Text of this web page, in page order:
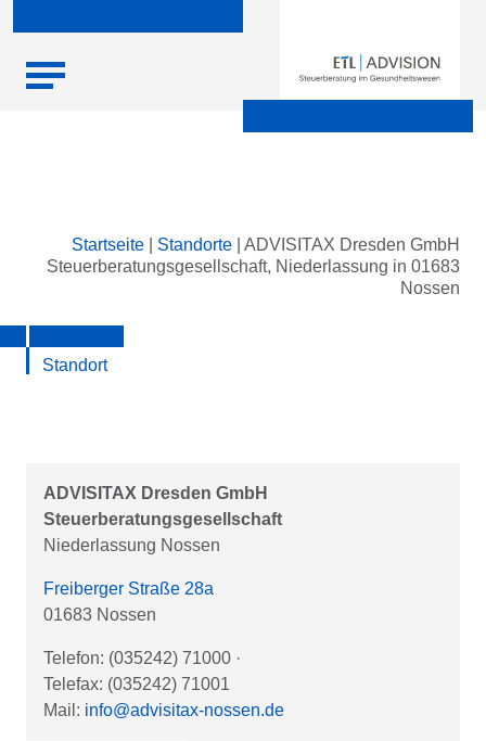
content
Startseite Standorte
ADVISITAX Dresden GmbH
Steuerberatungsgesellschaft, Niederlassung in 01683
Nossen
Standort
ADVISITAX Dresden GmbH
Steuerberatungsgesellschaft
Niederlassung Nossen
Freiberger Straße 28a
01683 Nossen
Telefon: (035242) 71000 ·
Telefax: (035242) 71001
Mail: info@advisitax-nossen.de